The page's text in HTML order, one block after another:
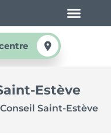
Estève
Saint-Estève